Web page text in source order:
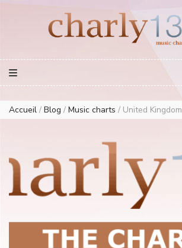
European Music Charts plus USA and Australia
Accueil / Blog / Music charts / United Kingdom